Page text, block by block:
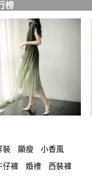
榜
裝 顯瘦 小香風
仔褲 婚禮 西裝褲